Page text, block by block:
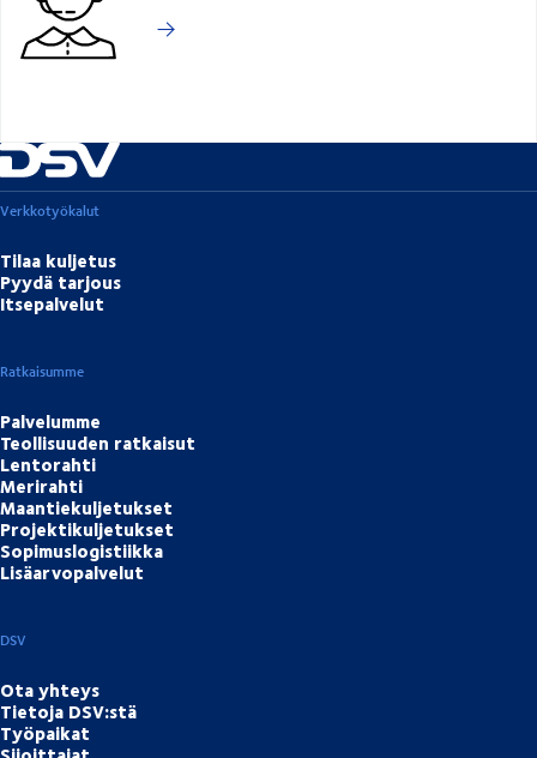
Verkkotyökalut
Tilaa kuljetus
Pyydä tarjous
Itsepalvelut
Ratkaisumme
Palvelumme
Teollisuuden ratkaisut
Lentorahti
Merirahti
Maantiekuljetukset
Projektikuljetukset
Sopimuslogistiikka
Lisäarvopalvelut
DSV
Ota yhteys
Tietoja DSV:stä
Työpaikat